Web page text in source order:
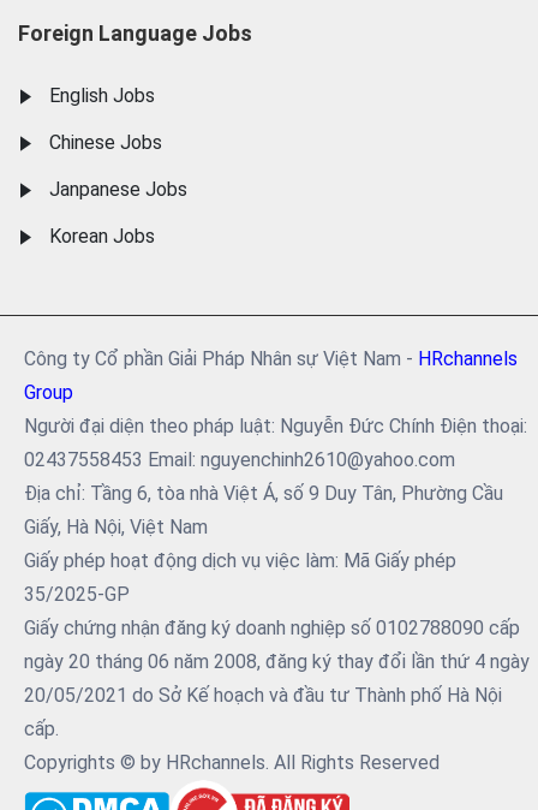
Foreign Language Jobs
English Jobs
Chinese Jobs
Janpanese Jobs
Korean Jobs
Công ty Cổ phần Giải Pháp Nhân sự Việt Nam - HRchannels
Group
Người đại diện theo pháp luật: Nguyễn Đức Chính Điện thoại:
02437558453 Email: nguyenchinh2610@yahoo.com
Địa chỉ: Tầng 6, tòa nhà Việt Á, số 9 Duy Tân, Phường Cầu
Giấy, Hà Nội, Việt Nam
Giấy phép hoạt động dịch vụ việc làm: Mã Giấy phép
35/2025-GP
Giấy chứng nhận đăng ký doanh nghiệp số 0102788090 cấp
ngày 20 tháng 06 năm 2008, đăng ký thay đổi lần thứ 4 ngày
20/05/2021 do Sở Kế hoạch và đầu tư Thành phố Hà Nội
cấp.
Copyrights © by HRchannels. All Rights Reserved